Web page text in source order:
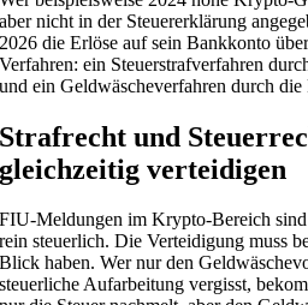
aber nicht in der Steuererklärung
2026 die Erlöse auf sein Bankkonto
Verfahren: ein Steuerstrafverfahren
und ein Geldwäscheverfahren durch
Strafrecht und
gleichzeitig verteidigen
FIU-Meldungen im Krypto-Bereich
rein steuerlich. Die Verteidigung muss
Blick haben. Wer nur den
steuerliche Aufarbeitung vergisst,